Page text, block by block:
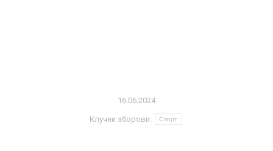
16.06.2024
Клучни зборови: Спорт